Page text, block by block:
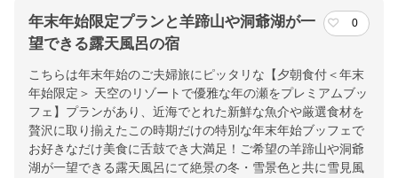
年末年始限定プランと羊蹄山や洞爺湖が一
望できる露天風呂の宿
0
こちらは年末年始のご夫婦旅にピッタリな【夕朝食付＜年末
年始限定＞ 天空のリゾートで優雅な年の瀬をプレミアムブッ
フェ】プランがあり、近海でとれた新鮮な魚介や厳選食材を
贅沢に取り揃えたこの時期だけの特別な年末年始ブッフェで
お好きなだけ美食に舌鼓でき大満足！ご希望の羊蹄山や洞爺
湖が一望できる露天風呂にて絶景の冬・雪景色と共に雪見風